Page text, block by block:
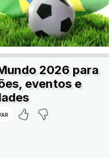
2026 para
eventos e